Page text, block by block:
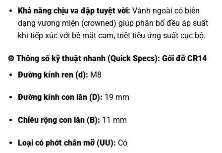
Khả năng chịu va đập tuyệt vời: Vành ngoài có biên
dạng vương miện (crowned) giúp phân bố đều áp suất
khi tiếp xúc với bề mặt cam, triệt tiêu ứng suất cục bộ.
⚙️ Thông số kỹ thuật nhanh (Quick Specs): Gối đỡ CR14
Đường kính ren (d): M8
Đường kính con lăn (D): 19 mm
Chiều rộng con lăn (B): 11 mm
Loại có phớt chắn mỡ (UU): Có